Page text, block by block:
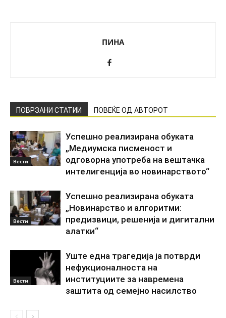
ПИНА
ПОВРЗАНИ СТАТИИ ПОВЕЌЕ ОД АВТОРОТ
Вести
Успешно реализирана обуката
„Медиумска писменост и
одговорна употреба на вештачка
интелигенција во новинарството“
Вести
Успешно реализирана обуката
„Новинарство и алгоритми:
предизвици, решенија и дигитални
алатки“
Вести
Уште една трагедија ја потврди
нефукционалноста на
институциите за навремена
заштита од семејно насилство